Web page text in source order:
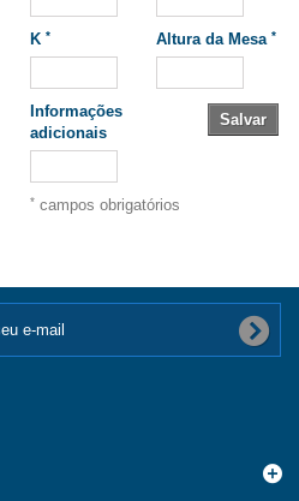
K * Altura da Mesa *
Informações
adicionais
Salvar
* campos obrigatórios